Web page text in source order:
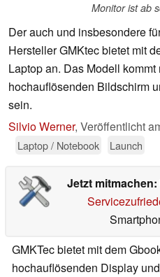
Monitor ist ab
Der auch und insbesondere
Hersteller GMKtec bietet mit
Laptop an. Das Modell
hochauflösenden Bildschirm
sein.
Silvio Werner, Veröffentlicht
Laptop / Notebook Launch
Jetzt mitmachen:
GMKTec bietet mit dem
hochauflösenden Display